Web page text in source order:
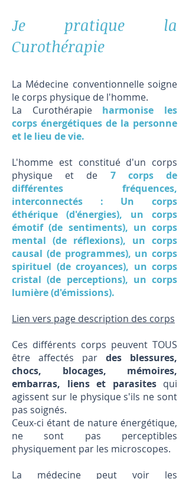
​Je pratique la
Curothérapie
La Médecine conventionnelle soigne
le corps physique de l'homme.
La Curothérapie harmonise les
corps énergétiques de la personne
et le lieu de vie.
L'homme est constitué d'un corps
physique et de 7 corps de
différentes fréquences,
interconnectés : Un corps
éthérique (d'énergies), un corps
émotif (de sentiments), un corps
mental (de réflexions), un corps
causal (de programmes), un corps
spirituel (de croyances), un corps
cristal (de perceptions), un corps
lumière (d'émissions).
Lien vers page description des corps
Ces différents corps peuvent TOUS
être affectés par des blessures,
chocs, blocages, mémoires,
embarras, liens et parasitesqui
agissent sur le physique s'ils ne sont
pas soignés.
Ceux-ci étant de nature énergétique,
ne sont pas perceptibles
physiquement par les microscopes.
La médecine peut voir les